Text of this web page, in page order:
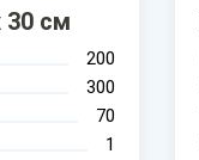
см
200
300
70
1